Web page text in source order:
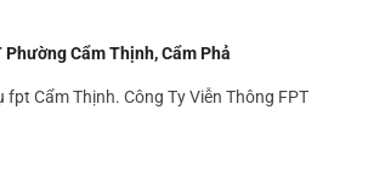
Cẩm Thịnh, Cẩm Phả
Cẩm Thịnh. Công Ty Viễn Thông FPT